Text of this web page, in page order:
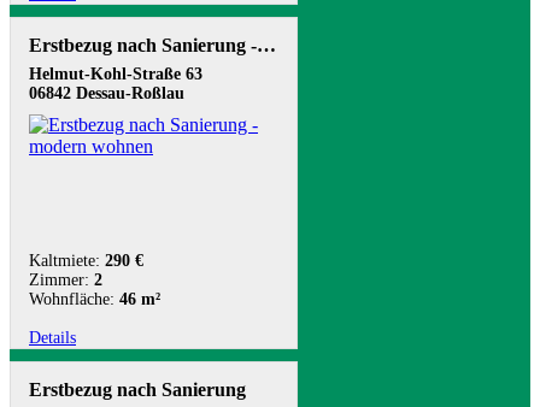
Erstbezug nach Sanierung - modern wohnen
Helmut-Kohl-Straße 63
06842 Dessau-Roßlau
Kaltmiete: 290 €
Zimmer: 2
Wohnfläche: 46 m²
Details
Erstbezug nach Sanierung